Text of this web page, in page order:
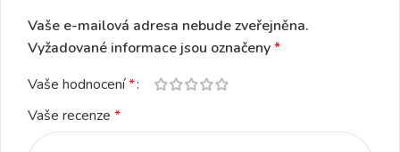
Vaše e-mailová adresa nebude zveřejněna.
Vyžadované informace jsou označeny*
Vaše hodnocení*
Vaše recenze *